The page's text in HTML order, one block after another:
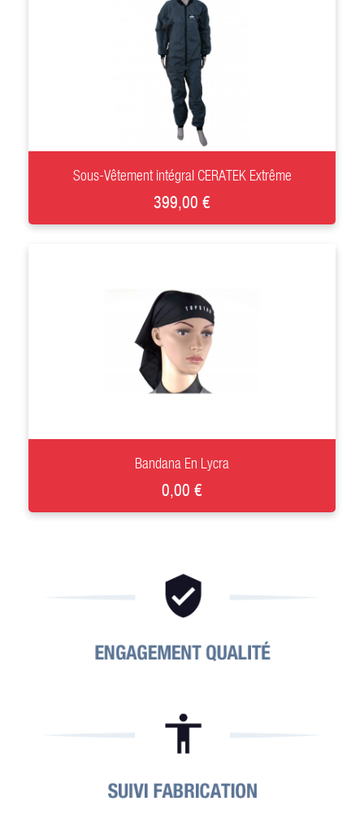
+
Sous-Vêtement intégral CERATEK Extrême
399,00 €
+
Bandana En Lycra
0,00 €